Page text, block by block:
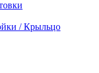
/ Крыльцо